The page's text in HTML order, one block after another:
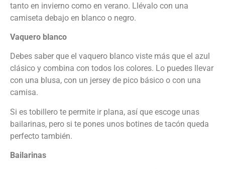
tanto en invierno como en verano. Llévalo con una
camiseta debajo en blanco o negro.
Vaquero blanco
Debes saber que el vaquero blanco viste más que el azul
clásico y combina con todos los colores. Lo puedes llevar
con una blusa, con un jersey de pico básico o con una
camisa.
Si es tobillero te permite ir plana, así que escoge unas
bailarinas, pero si te pones unos botines de tacón queda
perfecto también.
Bailarinas